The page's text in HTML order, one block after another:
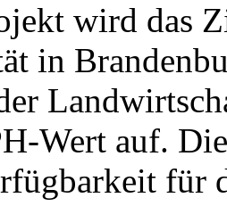
wird das
in
Wert auf.
für